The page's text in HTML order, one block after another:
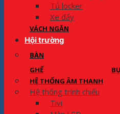
Tủ locker
Xe đẩy
VÁCH NGĂN
Hội trường
BÀN
GHẾ
HỆ THỐNG ÂM THANH
Hệ thống trình chiếu
Tivi